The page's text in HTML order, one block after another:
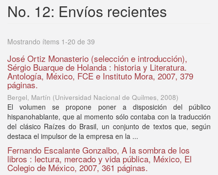
No. 12: Envíos recientes
Mostrando ítems 1-20 de 39
José Ortiz Monasterio (selección e introducción),
Sérgio Buarque de Holanda : historia y Literatura.
Antología, México, FCE e Instituto Mora, 2007, 379
páginas.
Bergel, Martín (Universidad Nacional de Quilmes, 2008)
El volumen se propone poner a disposición del público
hispanohablante, que al momento sólo contaba con la traducción
del clásico Raízes do Brasil, un conjunto de textos que, según
destaca el impulsor de la empresa en la ...
Fernando Escalante Gonzalbo, A la sombra de los
libros : lectura, mercado y vida pública, México, El
Colegio de México, 2007, 361 páginas.